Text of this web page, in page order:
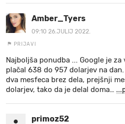
Amber_Tyers
09:10 26.JULIJ 2022.
PRIJAVI
Najboljša ponudba ... Google je
plačal 638 do 957 dolarjev na
dva mesfeca brez dela, prejšnji
dolarjev, tako da je delal doma…
primoz52